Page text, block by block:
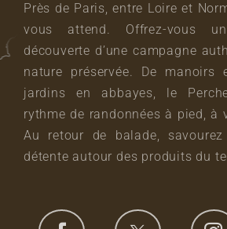
Près de Paris, entre Loire et
vous attend. Offrez-vous
découverte d’une campagne
nature préservée. De manoirs
jardins en abbayes, le
rythme de randonnées à pied, à
Au retour de balade,
détente autour des produits du